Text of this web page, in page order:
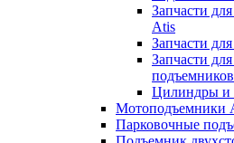
Запчасти
Atis
Запчасти
Запчасти
Цилиндры и
Мотоподъемники
Парковочные